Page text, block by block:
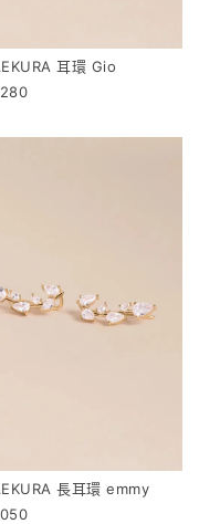
耳環 Gio
長耳環 emmy